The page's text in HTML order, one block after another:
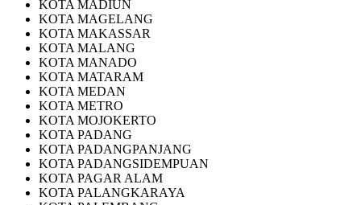
KOTA MADIUN
KOTA MAGELANG
KOTA MAKASSAR
KOTA MALANG
KOTA MANADO
KOTA MATARAM
KOTA MEDAN
KOTA METRO
KOTA MOJOKERTO
KOTA PADANG
KOTA PADANGPANJANG
KOTA PADANGSIDEMPUAN
KOTA PAGAR ALAM
KOTA PALANGKARAYA